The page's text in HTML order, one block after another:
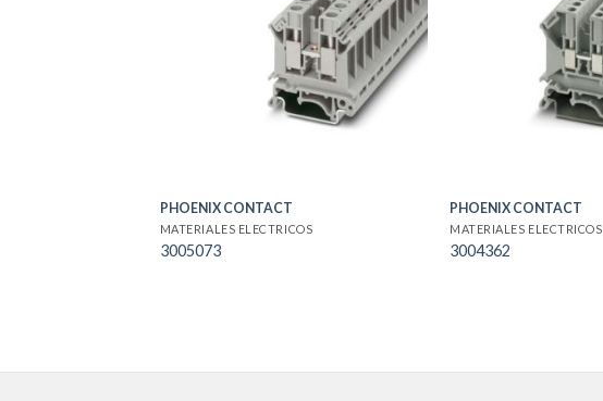
PHOENIX CONTACT
MATERIALES ELECTRICOS
3005073
PHOENIX CONTACT
MATERIALES ELECTRICOS
3004362